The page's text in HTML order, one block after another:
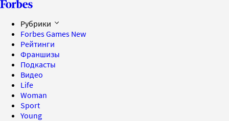
Рубрики
Forbes Games New
Рейтинги
Франшизы
Подкасты
Видео
Life
Woman
Sport
Young